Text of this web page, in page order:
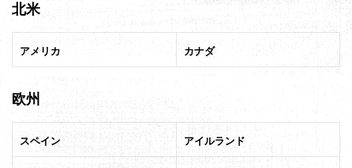
北米
アメリカ カナダ
欧州
スペイン アイルランド